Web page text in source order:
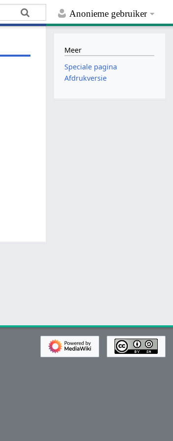
Anonieme gebruiker
Meer
Speciale pagina
Afdrukversie